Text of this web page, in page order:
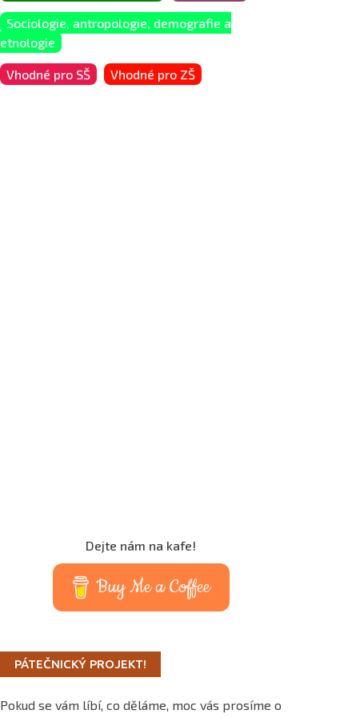
Sociologie, antropologie, demografie a
etnologie
Vhodné pro SŠ Vhodné pro ZŠ
Dejte nám na kafe!
Buy Me a Coffee
PÁTEČNICKÝ PROJEKT!
Pokud se vám líbí, co děláme, moc vás prosíme o